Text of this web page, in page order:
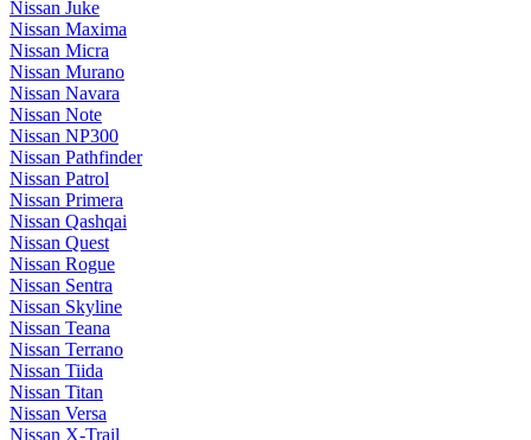
Nissan Juke
Nissan Maxima
Nissan Micra
Nissan Murano
Nissan Navara
Nissan Note
Nissan NP300
Nissan Pathfinder
Nissan Patrol
Nissan Primera
Nissan Qashqai
Nissan Quest
Nissan Rogue
Nissan Sentra
Nissan Skyline
Nissan Teana
Nissan Terrano
Nissan Tiida
Nissan Titan
Nissan Versa
Nissan X-Trail